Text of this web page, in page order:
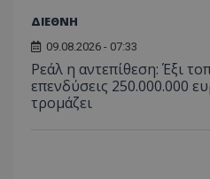
ΔΙΕΘΝΗ
09.08.2026 - 07:33
Ρεάλ η αντεπίθεση: Έξι
επενδύσεις 250.000.000
τρομάζει